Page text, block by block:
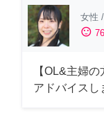
女性 /
sentiment_satisfied 76
【OL&主婦
アドバイスし